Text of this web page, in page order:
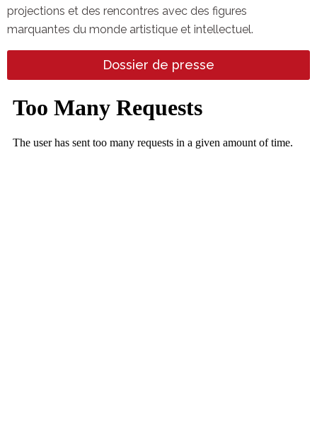
projections et des rencontres avec des figures
marquantes du monde artistique et intellectuel.
Dossier de presse